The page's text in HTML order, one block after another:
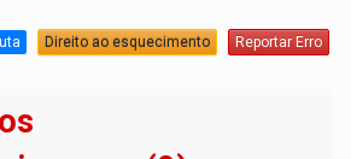
Direito ao esquecimento Reportar Erro